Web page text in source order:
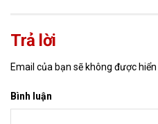
Trả lời
Email của bạn sẽ không được
Bình luận